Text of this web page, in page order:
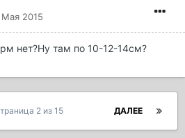
Мая 2015
нет?Ну там по 10-12-14см?
ДАЛЕЕ
2 из 15